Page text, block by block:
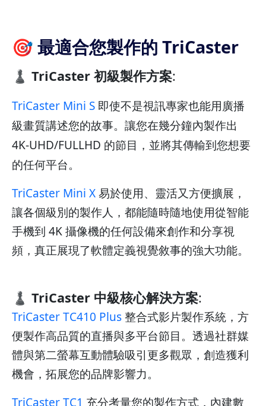
🎯 最適合您製作的 TriCaster
♟️ TriCaster 初級製作方案:
TriCaster Mini S 即使不是視訊專家也能用廣播
級畫質講述您的故事。讓您在幾分鐘內製作出
4K-UHD/FULLHD 的節目，並將其傳輸到您想要
的任何平台。
TriCaster Mini X易於使用、靈活又方便擴展，
讓各個級別的製作人，都能隨時隨地使用從智能
手機到 4K 攝像機的任何設備來創作和分享視
頻，真正展現了軟體定義視覺敘事的強大功能。
♟️ TriCaster 中級核心解決方案:
TriCaster TC410 Plus整合式影片製作系統，方
便製作高品質的直播與多平台節目。透過社群媒
體與第二螢幕互動體驗吸引更多觀眾，創造獲利
機會，拓展您的品牌影響力。
TriCaster TC1 充分考量您的製作方式，內建數